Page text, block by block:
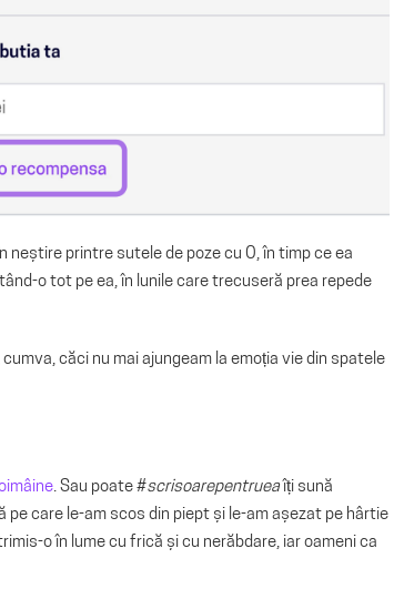
neștire printre sutele de poze cu O, în timp ce ea
o tot pe ea, în lunile care trecuseră prea repede
căci nu mai ajungeam la emoția vie din spatele
. Sau poate #scrisoarepentruea îți sună
care le-am scos din piept și le-am așezat pe hârtie
o în lume cu frică și cu nerăbdare, iar oameni ca